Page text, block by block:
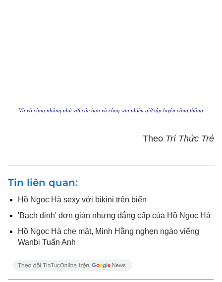
Và vô cùng nhắng nhít với các bạn vũ công sau nhiều giờ tập luyện căng thẳng
Theo Trí Thức Trẻ
Tin liên quan
Hồ Ngọc Hà sexy với bikini trên biển
'Bạch dinh' đơn giản nhưng đẳng cấp của Hồ Ngọc Hà
Hồ Ngọc Hà che mặt, Minh Hằng nghẹn ngào viếng
Wanbi Tuấn Anh